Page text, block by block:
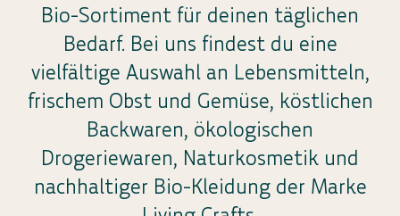
Bio-Sortiment für deinen täglichen
Bedarf. Bei uns findest du eine
vielfältige Auswahl an Lebensmitteln,
frischem Obst und Gemüse, köstlichen
Backwaren, ökologischen
Drogeriewaren, Naturkosmetik und
nachhaltiger Bio-Kleidung der Marke